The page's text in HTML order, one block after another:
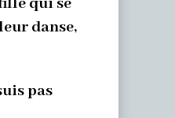
danse,
pas